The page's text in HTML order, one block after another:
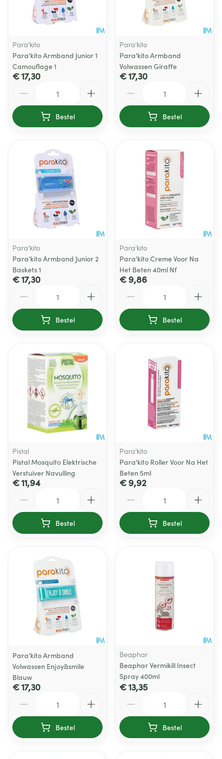
Para'kito
Para'kito Armband Junior 1
Camouflage 1
€ 17,30
Bestel
Para'kito
Para'kito Armband
Volwassen Giraffe
€ 17,30
Bestel
Para'kito
Para'kito Armband Junior 2
Baskets 1
€ 17,30
Bestel
Para'kito
Para'kito Creme Voor Na
Het Beten 40ml Nf
€ 9,86
Bestel
Pistal
Pistal Mosquito Elektrische
Verstuiver Navulling
€ 11,94
Bestel
Para'kito
Para'kito Roller Voor Na Het
Beten 5ml
€ 9,92
Bestel
Para'kito Armband
Volwassen Enjoy&smile
Blauw
€ 17,30
Bestel
Beaphar
Beaphar Vermikill Insect
Spray 400ml
€ 13,35
Bestel